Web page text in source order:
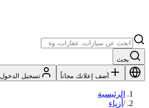
بحث
أضف إعلانك مجاناً تسجيل الدخول
الرئيسية
/ أزياء